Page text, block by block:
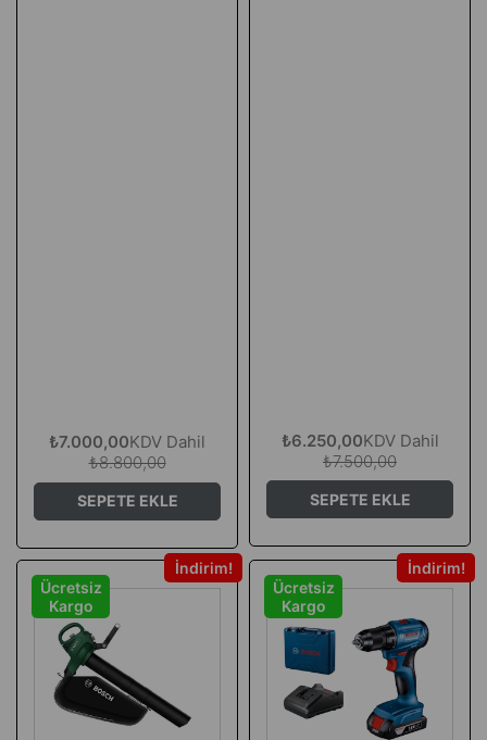
₺7.000,00KDV Dahil
₺8.800,00
SEPETE EKLE
₺6.250,00KDV Dahil
₺7.500,00
SEPETE EKLE
İndirim
Ücretsiz
Kargo
İndirim
Ücretsiz
Kargo